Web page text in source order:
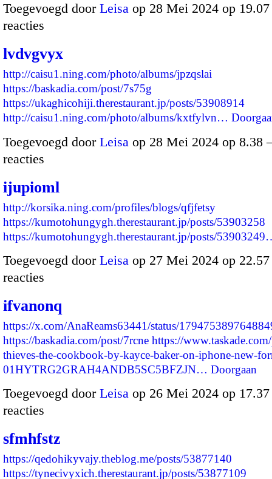
Toegevoegd door Leisa op 28 Mei 2024 op
reacties
lvdvgvyx
http://caisu1.ning.com/photo/albums/jpzqslai
https://baskadia.com/post/7s75g
https://ukaghicohiji.therestaurant.jp/posts/53908914
http://caisu1.ning.com/photo/albums/kxtfylvn…
Toegevoegd door Leisa op 28 Mei 2024 op 8.38
reacties
ijupioml
http://korsika.ning.com/profiles/blogs/qfjfetsy
https://kumotohungygh.therestaurant.jp/posts/53903258
https://kumotohungygh.therestaurant.jp/posts/
Toegevoegd door Leisa op 27 Mei 2024 op
reacties
ifvanonq
https://x.com/AnaReams63441/status/
https://baskadia.com/post/7rcne https://
thieves-the-cookbook-by-kayce-baker-on-iphone-new-
01HYTRG2GRAH4ANDB5SC5BFZJN… Doorgaan
Toegevoegd door Leisa op 26 Mei 2024 op
reacties
sfmhfstz
https://qedohikyvajy.theblog.me/posts/53877140
https://tynecivyxich.therestaurant.jp/posts/53877109